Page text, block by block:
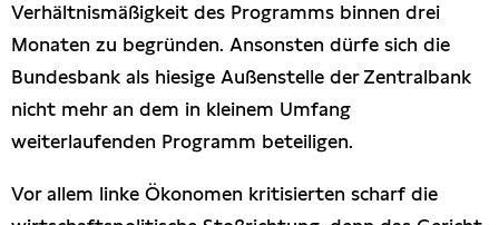
Verhältnismäßigkeit des Programms binnen drei
Monaten zu begründen. Ansonsten dürfe sich die
Bundesbank als hiesige Außenstelle der Zentralbank
nicht mehr an dem in kleinem Umfang
weiterlaufenden Programm beteiligen.
Vor allem linke Ökonomen kritisierten scharf die